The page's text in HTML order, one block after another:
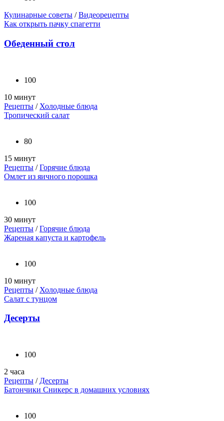
Кулинарные советы /Видеорецепты
Как открыть пачку спагетти
Обеденный стол
100
10 минут
Рецепты / Холодные блюда
Тропический салат
80
15 минут
Рецепты /Горячие блюда
Омлет из яичного порошка
100
30 минут
Рецепты /Горячие блюда
Жареная капуста и картофель
100
10 минут
Рецепты / Холодные блюда
Салат с тунцом
Десерты
100
2 часа
Рецепты / Десерты
Батончики Сникерс в домашних условиях
100